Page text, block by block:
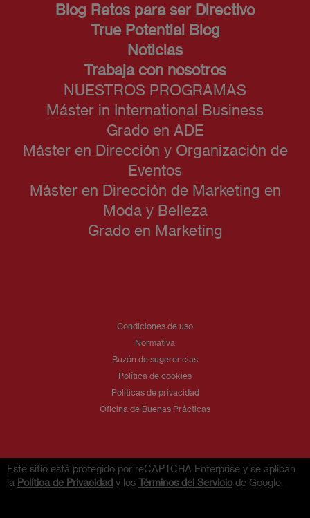
Blog Retos para ser Directivo
True Potential Blog
Noticias
Trabaja con nosotros
NUESTROS PROGRAMAS
Máster in International Business
Grado en ADE
Máster en Dirección y Organización de
Eventos
Máster en Dirección de Marketing en
Moda y Belleza
Grado en Marketing
Condiciones de uso
Normativa
Buzón de sugerencias
Política de cookies
Políticas de privacidad
Oficina de Buenas Prácticas
Este sitio está protegido por reCAPTCHA Enterprise y se aplican
la Política de Privacidad y los Términos del Serviciode Google.